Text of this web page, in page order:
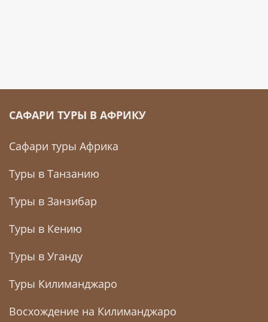
САФАРИ ТУРЫ В АФРИКУ
Сафари туры Африка
Туры в Танзанию
Туры в Занзибар
Туры в Кению
Туры в Уганду
Туры Килиманджаро
Восхождение на Килиманджаро